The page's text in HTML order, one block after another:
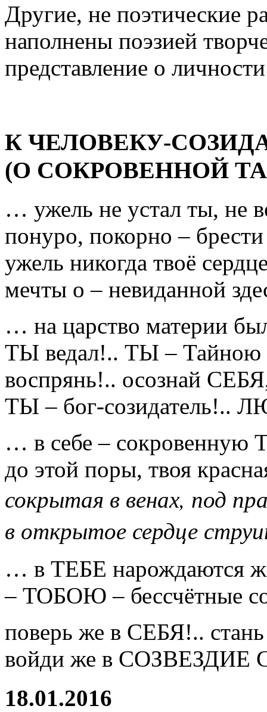
Другие, не поэтические
наполнены поэзией
представление о
К ЧЕЛОВЕКУ-
(О СОКРОВЕННОЙ
… ужель не устал ты, не
понуро, покорно –
ужель никогда твоё
мечты о – невиданной
… на царство материи
ТЫ ведал!.. ТЫ – Тайною
воспрянь!.. осознай
ТЫ – бог-
… в себе – сокровенную
до этой поры, твоя
сокрытая в венах, под
в открытое сердце
… в ТЕБЕ нарождаются
– ТОБОЮ – бессчётные
поверь же в СЕБЯ!..
войди же в
18.01.2016